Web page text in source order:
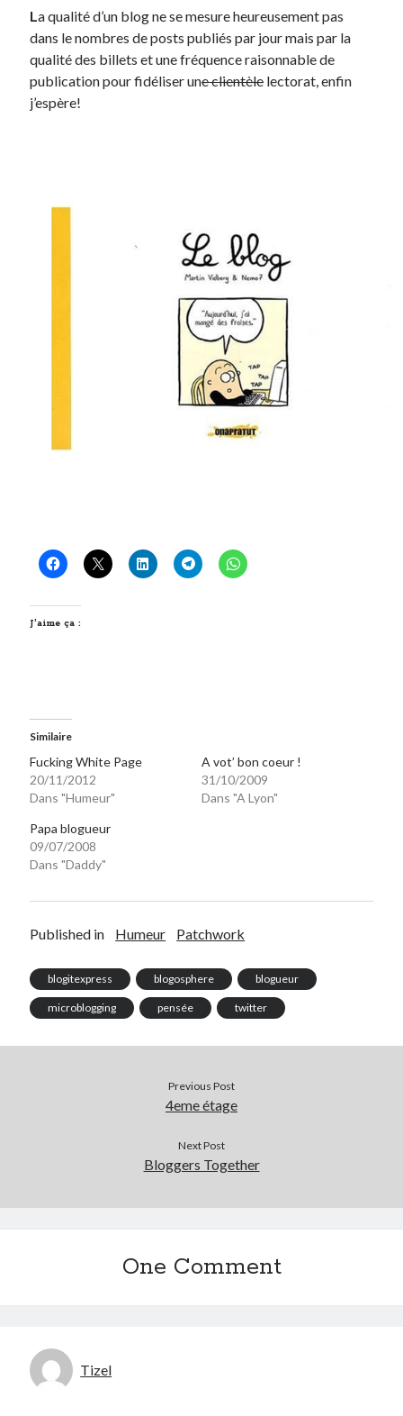
Humeur
Lectures
Lyon
Lyon à Livre Ouvert
Mini-monsieur
Post inutile
La qualité d’un blog ne se mesure heureusement pas
dans le nombres de posts publiés par jour mais par la
qualité des billets et une fréquence raisonnable de
publication pour fidéliser une clientèlelectorat, enfin
j’espère!
J’aime ça :
Similaire
Fucking White Page
20/11/2012
Dans "Humeur"
A vot’ bon coeur !
31/10/2009
Dans "A Lyon"
Papa blogueur
09/07/2008
Dans "Daddy"
Published in Humeur Patchwork
blogitexpress blogosphere blogueur
microblogging pensée twitter
Previous Post
4eme étage
Next Post
Bloggers Together
One Comment
Tizel